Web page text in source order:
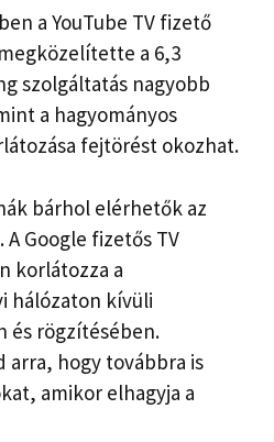
a YouTube TV fizető
a 6,3
szolgáltatás nagyobb
a hagyományos
fejtörést okozhat.
bárhol elérhetők az
Google fizetős TV
korlátozza a
hálózaton kívüli
és rögzítésében.
arra, hogy továbbra is
amikor elhagyja a